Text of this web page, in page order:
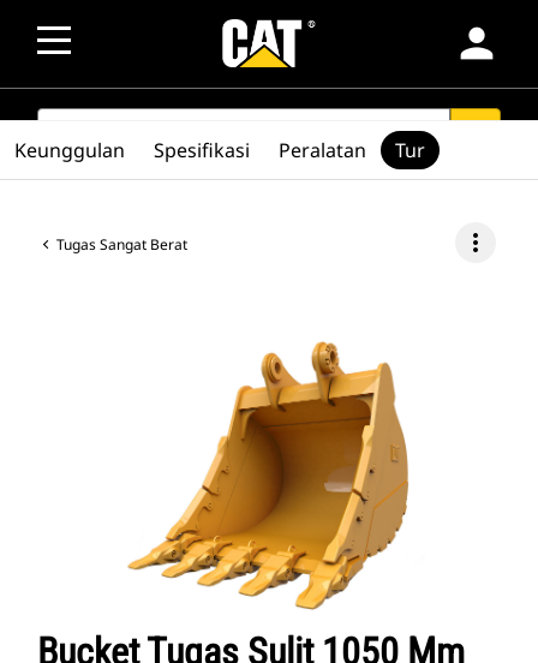
person
SEARCH
Tugas Sangat Berat more_vert
Bucket Tugas Sulit 1050 Mm
Keunggulan Spesifikasi Peralatan Tur